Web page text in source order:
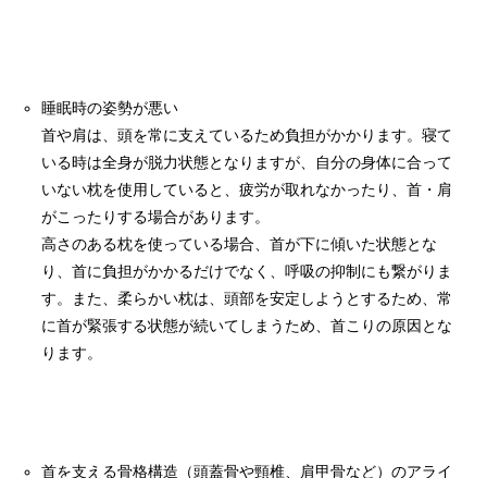
睡眠時の姿勢が悪い
首や肩は、頭を常に支えているため負担がかかります。寝て
いる時は全身が脱力状態となりますが、自分の身体に合って
いない枕を使用していると、疲労が取れなかったり、首・肩
がこったりする場合があります。
高さのある枕を使っている場合、首が下に傾いた状態とな
り、首に負担がかかるだけでなく、呼吸の抑制にも繋がりま
す。また、柔らかい枕は、頭部を安定しようとするため、常
に首が緊張する状態が続いてしまうため、首こりの原因とな
ります。
首を支える骨格構造（頭蓋骨や頸椎、肩甲骨など）のアライ